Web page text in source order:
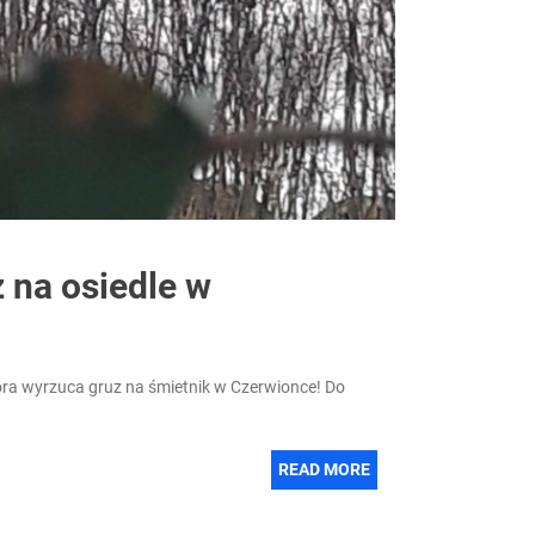
osiedle w
wyrzuca gruz na śmietnik w Czerwionce! Do
READ MORE